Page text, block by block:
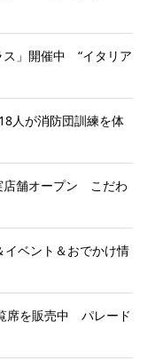
ス」開催中 “イタリア
人が消防団訓練を体
店舗オープン こだわ
イベント＆おでかけ情
席を販売中 パレード